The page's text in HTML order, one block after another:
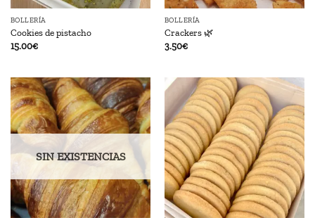
BOLLERÍA
Cookies de pistacho
15.00€
BOLLERÍA
Crackers 🌿
3.50€
SIN EXISTENCIAS